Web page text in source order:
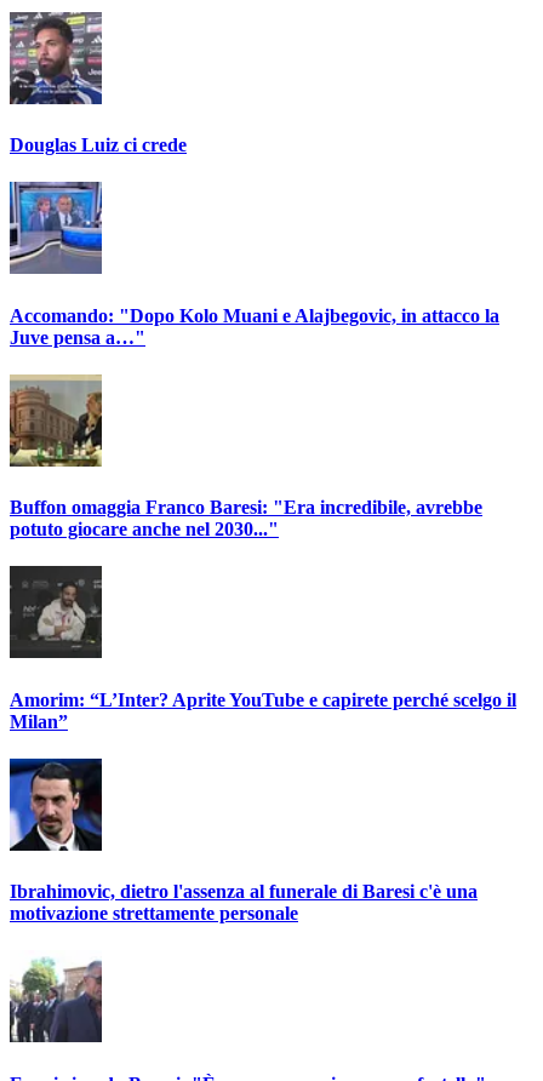
Douglas Luiz ci crede
Accomando: "Dopo Kolo Muani e Alajbegovic, in attacco la
Juve pensa a…"
Buffon omaggia Franco Baresi: "Era incredibile, avrebbe
potuto giocare anche nel 2030..."
Amorim: “L’Inter? Aprite YouTube e capirete perché scelgo il
Milan”
Ibrahimovic, dietro l'assenza al funerale di Baresi c'è una
motivazione strettamente personale